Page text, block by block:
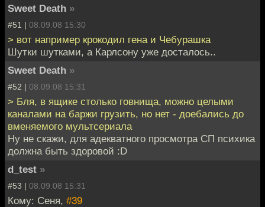
Sweet Death »
#51 | 08.09.08 15:30
> вот например крокодил гена и Чебурашка
Шутки шутками, а Карлсону уже досталось..
Sweet Death »
#52 | 08.09.08 15:31
> Бля, в ящике столько говнища, можно целыми
каналами на баржи грузить, но нет - доебались до
вменяемого мультсериала
Ну не скажи, для адекватного просмотра СП психика
должна быть здоровой :D
d_test »
#53 | 08.09.08 15:31
Кому: Сеня, #39